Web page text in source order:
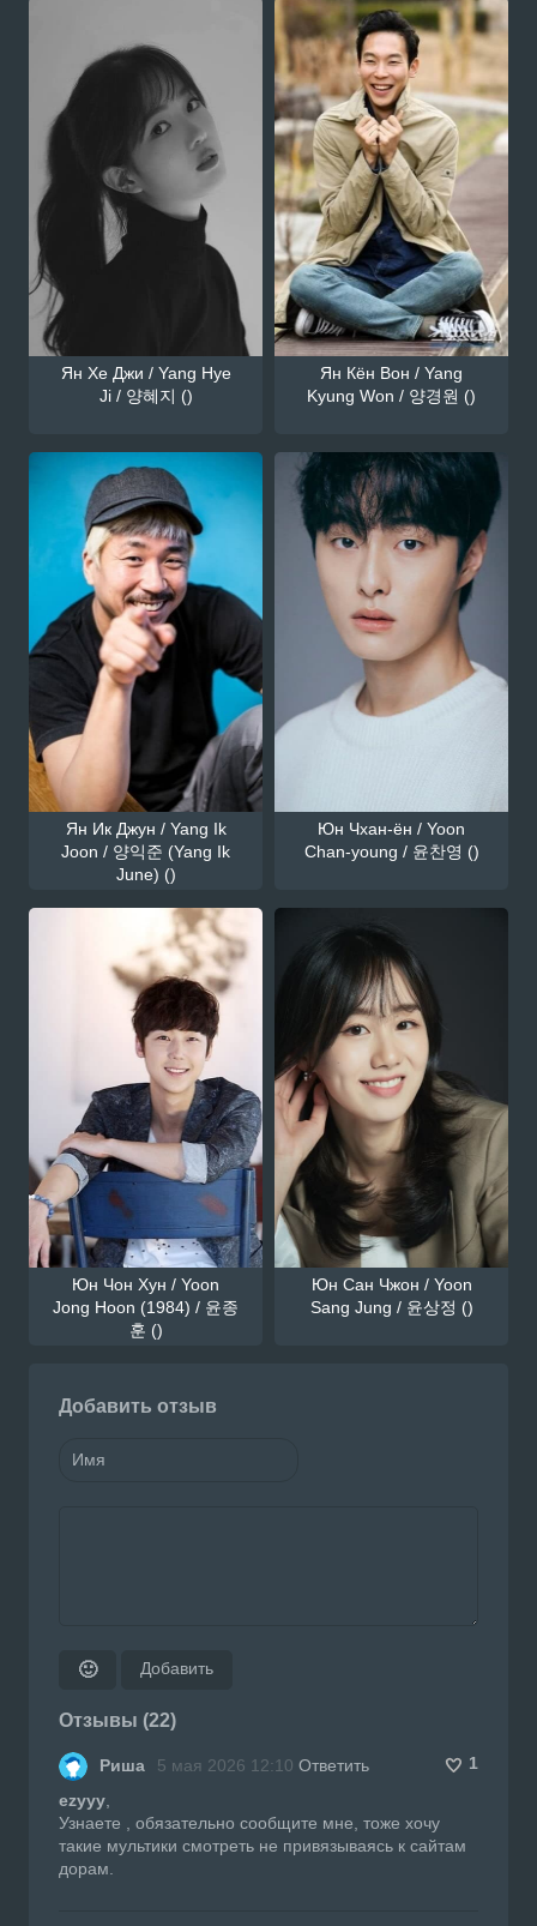
Ян Хе Джи / Yang Hye
Ji / 양혜지 ()
Ян Кён Вон / Yang
Kyung Won / 양경원 ()
Ян Ик Джун / Yang Ik
Joon / 양익준 (Yang Ik
June) ()
Юн Чхан-ён / Yoon
Chan-young / 윤찬영 ()
Юн Чон Хун / Yoon
Jong Hoon (1984) / 윤종
훈 ()
Юн Сан Чжон / Yoon
Sang Jung / 윤상정 ()
Добавить отзыв
🙂 Добавить
Отзывы (22)
Риша 5 мая 2026 12:10 Ответить
1
ezyyy
Узнаете , обязательно сообщите мне, тоже хочу
такие мультики смотреть не привязываясь к сайтам
дорам.